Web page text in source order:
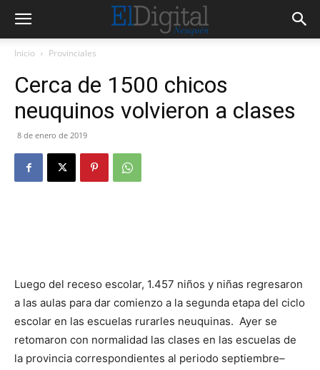
Inicio Provinciales
Cerca de 1500 chicos
neuquinos volvieron a clases
8 de enero de 2019
Luego del receso escolar, 1.457 niños y niñas regresaron
a las aulas para dar comienzo a la segunda etapa del ciclo
escolar en las escuelas rurarles neuquinas. Ayer se
retomaron con normalidad las clases en las escuelas de
la provincia correspondientes al periodo septiembre–